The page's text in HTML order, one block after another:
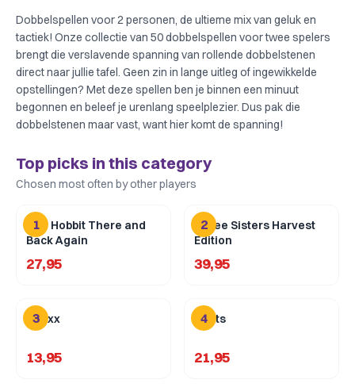
Dobbelspellen voor 2 personen, de ultieme mix van geluk en
tactiek! Onze collectie van 50 dobbelspellen voor twee spelers
brengt die verslavende spanning van rollende dobbelstenen
direct naar jullie tafel. Geen zin in lange uitleg of ingewikkelde
opstellingen? Met deze spellen ben je binnen een minuut
begonnen en beleef je urenlang speelplezier. Dus pak die
dobbelstenen maar vast, want hier komt de spanning!
Top picks in this category
Chosen most often by other players
1
The Hobbit There and
Back Again
27,95
2
Three Sisters Harvest
Edition
39,95
3
Qwixx
13,95
4
Spots
21,95